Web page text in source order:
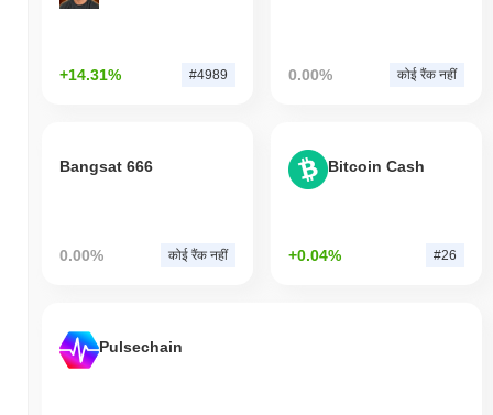
+14.31% #4989 0.00% कोई रैंक नहीं
Bangsat 666
0.00% कोई रैंक नहीं
Bitcoin Cash
+0.04% #26
Pulsechain